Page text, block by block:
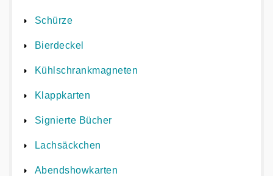
Schürze
Bierdeckel
Kühlschrankmagneten
Klappkarten
Signierte Bücher
Lachsäckchen
Abendshowkarten